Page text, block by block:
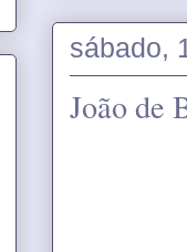
sábado,
João de